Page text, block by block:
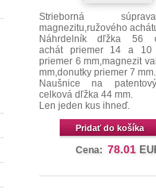
Strieborná
magnezitu,ružového
Náhrdelník dľžka 56
achát priemer 14 a 10
priemer 6 mm,magnezit
mm,donutky priemer 7 mm.
Naušnice na
celková dľžka 44 mm.
Len jeden kus ihneď.
Pridať do košíka
Cena: 78.01